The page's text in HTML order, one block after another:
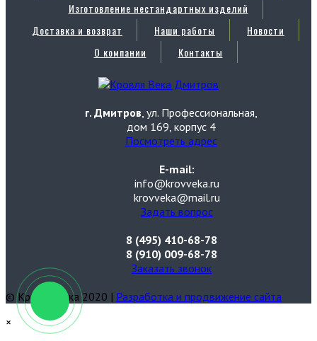
Изготовление нестандартных изделий
Доставка и возврат
Наши работы
Новости
О компании
Контакты
г. Дмитров, ул. Профессиональная,
дом 169, корпус 4
Посмотреть адрес
E-mail:
info@krovveka.ru
krovveka@mail.ru
Задать вопрос
8 (495) 410-68-78
8 (910) 009-68-78
Заказать звонок
© Кровля Века 2020 | Разработка и продвижение сайта
×